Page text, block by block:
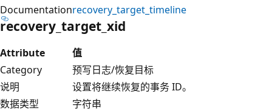
Documentationrecovery_target_timeline
recovery_target_xid
Attribute
值
Category
预写日志/恢复目标
说明
设置将继续恢复的事务 ID。
数据类型
字符串